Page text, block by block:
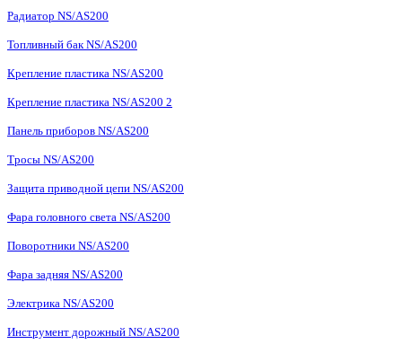
Радиатор NS/AS200
Топливный бак NS/AS200
Крепление пластика NS/AS200
Крепление пластика NS/AS200 2
Панель приборов NS/AS200
Тросы NS/AS200
Защита приводной цепи NS/AS200
Фара головного света NS/AS200
Поворотники NS/AS200
Фара задняя NS/AS200
Электрика NS/AS200
Инструмент дорожный NS/AS200